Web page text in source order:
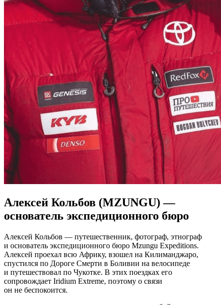
Алексей Кольбов (MZUNGU) —
основатель экспедиционного бюро
Алексей Кольбов — путешественник, фотограф, этнограф
и основатель экспедиционного бюро Mzungu Expeditions.
Алексей проехал всю Африку, взошел на Килиманджаро,
спустился по Дороге Смерти в Боливии на велосипеде
и путешествовал по Чукотке. В этих поездках его
сопровождает Iridium Extreme, поэтому о связи
он не беспокоится.